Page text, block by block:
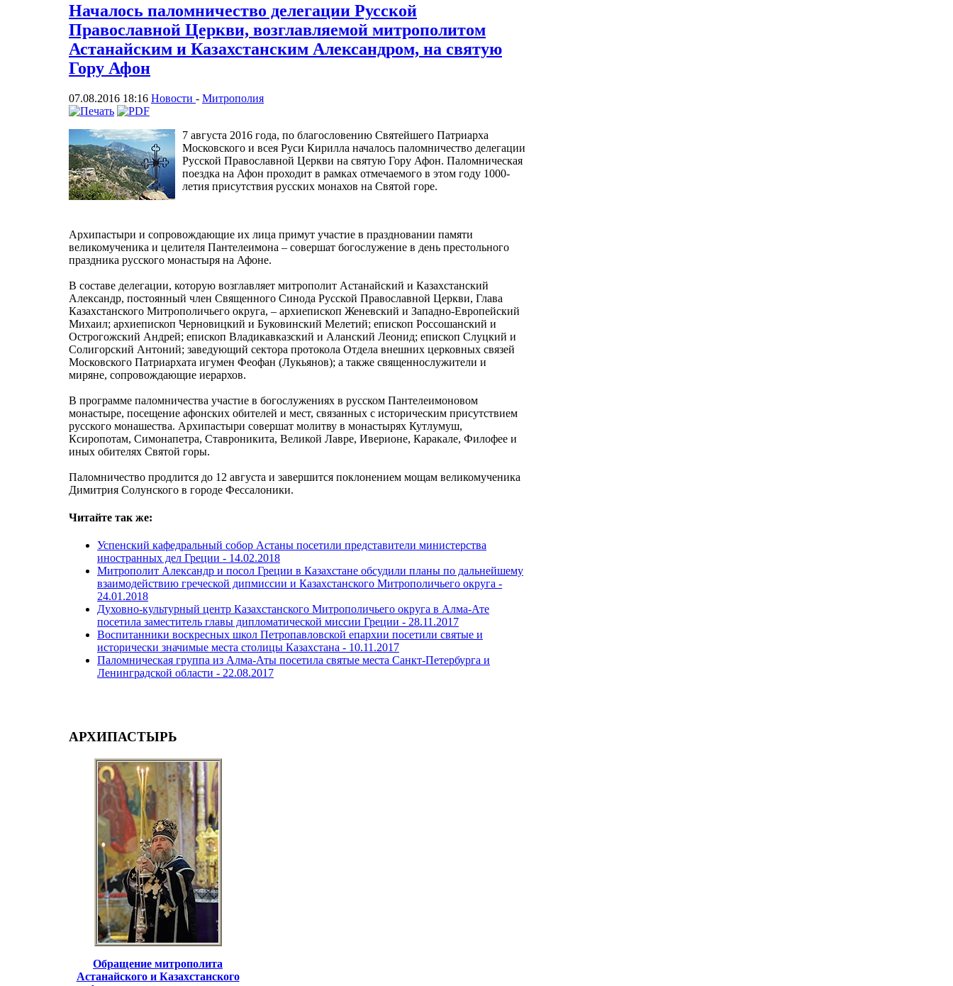
Началось паломничество делегации Русской
Православной Церкви, возглавляемой митрополитом
Астанайским и Казахстанским Александром, на святую
Гору Афон
07.08.2016 18:16 Новости - Митрополия
7 августа 2016 года, по благословению Святейшего Патриарха
Московского и всея Руси Кирилла началось паломничество делегации
Русской Православной Церкви на святую Гору Афон. Паломническая
поездка на Афон проходит в рамках отмечаемого в этом году 1000-
летия присутствия русских монахов на Святой горе.
Архипастыри и сопровождающие их лица примут участие в праздновании памяти
великомученика и целителя Пантелеимона – совершат богослужение в день престольного
праздника русского монастыря на Афоне.
В составе делегации, которую возглавляет митрополит Астанайский и Казахстанский
Александр, постоянный член Священного Синода Русской Православной Церкви, Глава
Казахстанского Митрополичьего округа, – архиепископ Женевский и Западно-Европейский
Михаил; архиепископ Черновицкий и Буковинский Мелетий; епископ Россошанский и
Острогожский Андрей; епископ Владикавказский и Аланский Леонид; епископ Слуцкий и
Солигорский Антоний; заведующий сектора протокола Отдела внешних церковных связей
Московского Патриархата игумен Феофан (Лукьянов); а также священнослужители и
миряне, сопровождающие иерархов.
В программе паломничества участие в богослужениях в русском Пантелеимоновом
монастыре, посещение афонских обителей и мест, связанных с историческим присутствием
русского монашества. Архипастыри совершат молитву в монастырях Кутлумуш,
Ксиропотам, Симонапетра, Ставроникита, Великой Лавре, Иверионе, Каракале, Филофее и
иных обителях Святой горы.
Паломничество продлится до 12 августа и завершится поклонением мощам великомученика
Димитрия Солунского в городе Фессалоники.
Читайте так же:
Успенский кафедральный собор Астаны посетили представители министерства
иностранных дел Греции - 14.02.2018
Митрополит Александр и посол Греции в Казахстане обсудили планы по дальнейшему
взаимодействию греческой дипмиссии и Казахстанского Митрополичьего округа -
24.01.2018
Духовно-культурный центр Казахстанского Митрополичьего округа в Алма-Ате
посетила заместитель главы дипломатической миссии Греции - 28.11.2017
Воспитанники воскресных школ Петропавловской епархии посетили святые и
исторически значимые места столицы Казахстана - 10.11.2017
Паломническая группа из Алма-Аты посетила святые места Санкт-Петербурга и
Ленинградской области - 22.08.2017
АРХИПАСТЫРЬ
Обращение митрополита
Астанайского и Казахстанского